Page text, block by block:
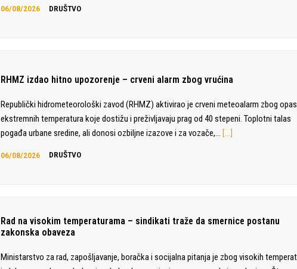
06/08/2026 DRUŠTVO
RHMZ izdao hitno upozorenje – crveni alarm zbog vrućina
Republički hidrometeorološki zavod (RHMZ) aktivirao je crveni meteoalarm zbog
ekstremnih temperatura koje dostižu i preživljavaju prag od 40 stepeni. Toplotni talas
pogađa urbane sredine, ali donosi ozbiljne izazove i za vozače,… […]
06/08/2026 DRUŠTVO
Rad na visokim temperaturama – sindikati traže da smernice postanu
zakonska obaveza
Ministarstvo za rad, zapošljavanje, boračka i socijalna pitanja je zbog visokih